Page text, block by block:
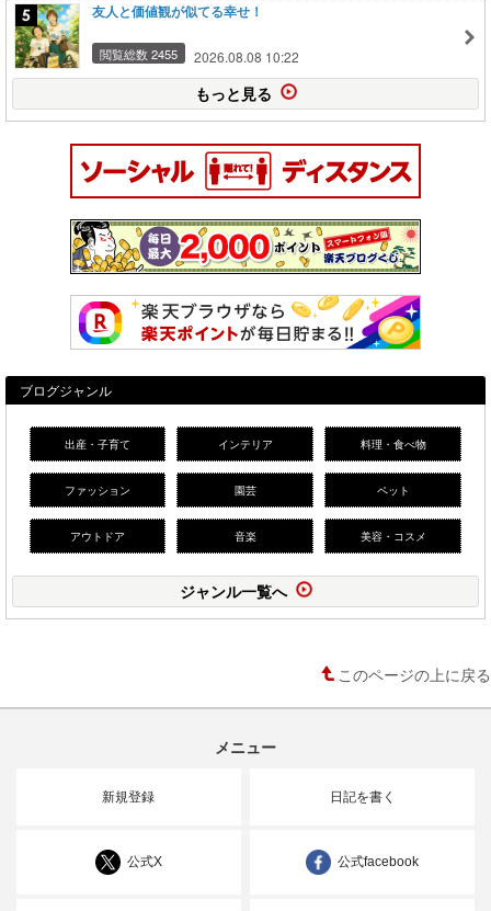
友人と価値観が似てる幸せ！
閲覧総数 2455 2026.08.08 10:22
もっと見る
ブログジャンル
出産・子育て インテリア 料理・食べ物
ファッション 園芸 ペット
アウトドア 音楽 美容・コスメ
ジャンル一覧へ
このページの上に戻る
メニュー
新規登録 日記を書く
公式X 公式facebook